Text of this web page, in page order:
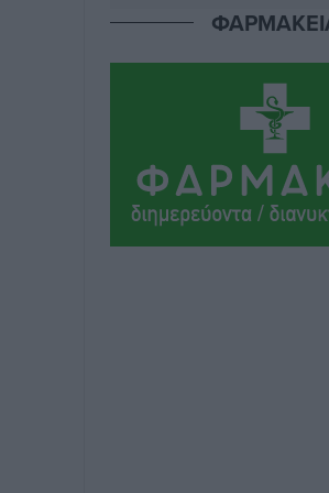
Μαρία Εκμεκτσίογλου: Η
είναι το μεγαλύτερο
προσκύνημα στην ιερά
πριν 6 ώρες
Ακαθάριστα οικόπεδα: Τι
ο ιδιοκτήτης δεν τα